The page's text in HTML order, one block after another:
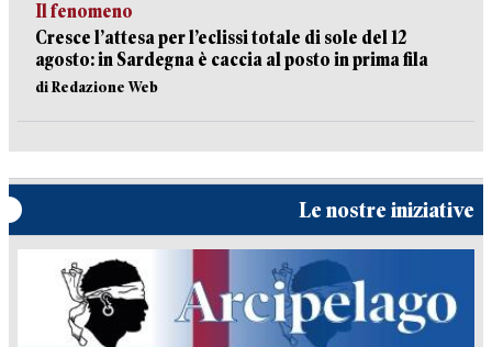
Il fenomeno
Cresce l’attesa per l’eclissi totale di sole del 12
agosto: in Sardegna è caccia al posto in prima fila
di Redazione Web
Le nostre iniziative